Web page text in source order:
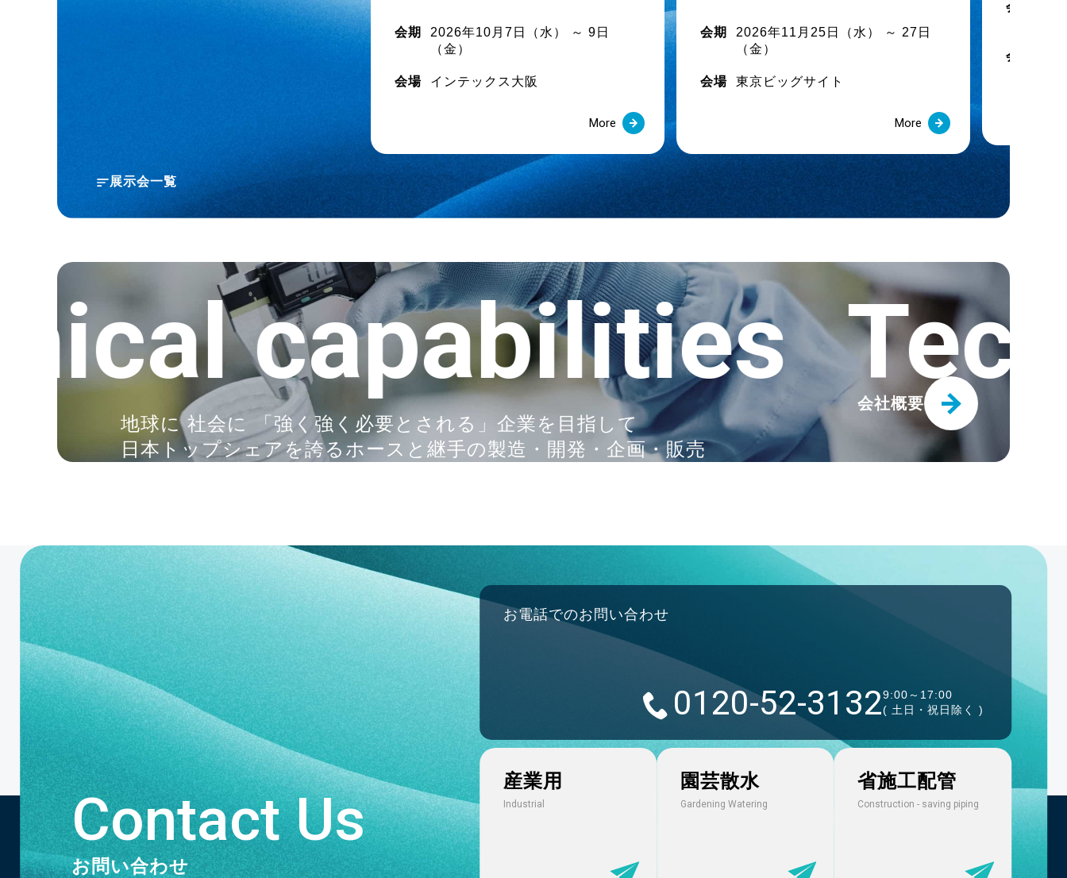
「樹脂搬送トラブル0へ」特設サイトを公開しました
新商品 園芸散水ノズル「どれでもフィットミニ」発売
2025.07.01
2025.07.01
サイズ追加発売 工場設備配管用ホース継手「トヨコネクタ ライトTC2-S」
2025.04.14
改正食品衛生法（ポジティブリスト制度）の情報を更新しました
2025.04.01
新商品 工場設備配管用 樹脂継手「トヨコネクタ ライトTC2-P」発売
2025.02.13
2025年2月11日 北日本新聞朝刊に透析ホースと継手の記事が掲載されました
2024.11.21
新商品 スチーム・高温水・食品用「トヨシリコーンスチームSホース」発売
2024.11.21
新商品 難燃性一体型「フレイムブロック ハイブリッドULホース」発売
2024.11.21
新商品 温調器用ホース継手「トヨコネクタ TC3-BS」発売
会期
2026年10月7日（水） ～ 9日
（金）
会場 インテックス大阪
More
会期
2026年11月25日（水） ～ 27日
（金）
会場 東京ビッグサイト
More
会期
会場
展示会一覧
capabilities
地球に 社会に 「強く強く必要とされる」企業を目指して
日本トップシェアを誇るホースと継手の製造・開発・企画・販売
会社概要
Contact Us
お問い合わせ
お電話でのお問い合わせ
0120-52-31329:00～17:00
( 土日・祝日除く )
産業用
Industrial
園芸散水
Gardening Watering
省施工配管
Construction - saving piping